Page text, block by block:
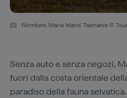
Wombats, Maria Island, Tasmania ©
Senza auto e senza negozi,
fuori dalla costa orientale
paradiso della fauna